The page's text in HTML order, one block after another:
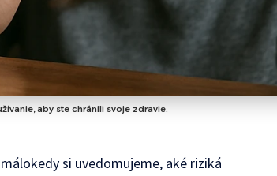
aby ste chránili svoje zdravie.
si uvedomujeme, aké riziká